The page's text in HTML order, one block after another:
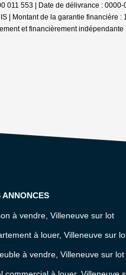
011 553 | Date de délivrance : 0000-
| Montant de la garantie financière :
et financièrement indépendante
ANNONCES
à vendre, Villeneuve sur lot
à louer, Villeneuve sur
à vendre, Villeneuve sur lot